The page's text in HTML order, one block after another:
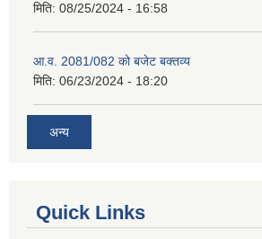
मिति: 08/25/2024 - 16:58
आ.व. 2081/082 को बजेट बक्तव्य
मिति: 06/23/2024 - 18:20
अन्य
Quick Links